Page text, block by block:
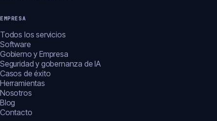
EMPRESA
Todos los servicios
Software
Gobierno y Empresa
Seguridad y gobernanza de IA
Casos de éxito
Herramientas
Nosotros
Blog
Contacto